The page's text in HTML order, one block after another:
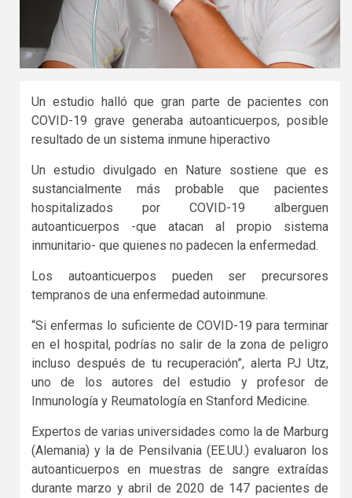
Un estudio halló que gran parte de pacientes con
COVID-19 grave generaba autoanticuerpos, posible
resultado de un sistema inmune hiperactivo
Un estudio divulgado en Nature sostiene que es
sustancialmente más probable que pacientes
hospitalizados por COVID-19 alberguen
autoanticuerpos -que atacan al propio sistema
inmunitario- que quienes no padecen la enfermedad.
Los autoanticuerpos pueden ser precursores
tempranos de una enfermedad autoinmune.
“Si enfermas lo suficiente de COVID-19 para terminar
en el hospital, podrías no salir de la zona de peligro
incluso después de tu recuperación”, alerta PJ Utz,
uno de los autores del estudio y profesor de
Inmunología y Reumatología en Stanford Medicine.
Expertos de varias universidades como la de Marburg
(Alemania) y la de Pensilvania (EE.UU.) evaluaron los
autoanticuerpos en muestras de sangre extraídas
durante marzo y abril de 2020 de 147 pacientes de